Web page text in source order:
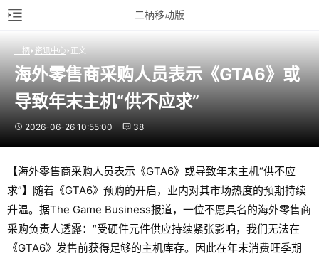
二柄移动版
二柄 资讯中心 正文
海外零售商采购人员表示《GTA6》或
导致年末主机“供不应求”
2026-06-26 10:55:00 38
【海外零售商采购人员表示《GTA6》或导致年末主机“供不应
求”】随着《GTA6》预购的开启，业内对其市场热度的预期持续
升温。据The Game Business报道，一位不愿具名的海外零售商
采购负责人透露：“受硬件元件供应持续紧张影响，我们无法在
《GTA6》发售前获得足够的主机库存。因此在年末消费旺季期